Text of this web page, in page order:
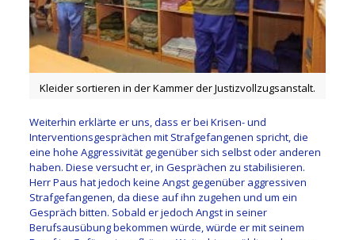
Kleider sortieren in der Kammer der Justizvollzugsanstalt.
Weiterhin erklärte er uns, dass er bei Krisen- und
Interventionsgesprächen mit Strafgefangenen spricht, die
eine hohe Aggressivität gegenüber sich selbst oder anderen
haben. Diese versucht er, in Gesprächen zu stabilisieren.
Herr Paus hat jedoch keine Angst gegenüber aggressiven
Strafgefangenen, da diese auf ihn zugehen und um ein
Gespräch bitten. Sobald er jedoch Angst in seiner
Berufsausübung bekommen würde, würde er mit seinem